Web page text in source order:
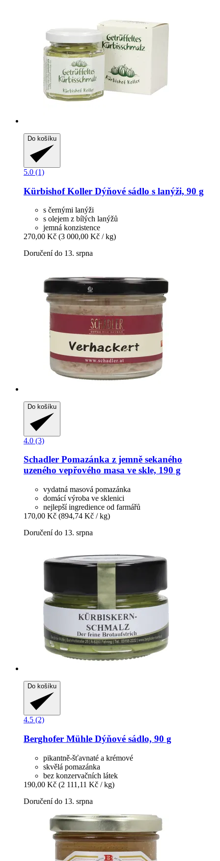
Do košíku
5.0 (1)
Kürbishof Koller Dýňové sádlo s lanýži, 90 g
s černými lanýži
s olejem z bílých lanýžů
jemná konzistence
270,00 Kč (3 000,00 Kč / kg)
Doručení do 13. srpna
Do košíku
4.0 (3)
Schadler Pomazánka z jemně sekaného
uzeného vepřového masa ve skle, 190 g
vydatná masová pomazánka
domácí výroba ve sklenici
nejlepší ingredience od farmářů
170,00 Kč (894,74 Kč / kg)
Doručení do 13. srpna
Do košíku
4.5 (2)
Berghofer Mühle Dýňové sádlo, 90 g
pikantně-šťavnaté a krémové
skvělá pomazánka
bez konzervačních látek
190,00 Kč (2 111,11 Kč / kg)
Doručení do 13. srpna